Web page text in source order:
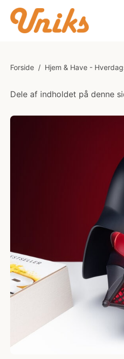
Forside / Hjem & Have -
Dele af indholdet på denne